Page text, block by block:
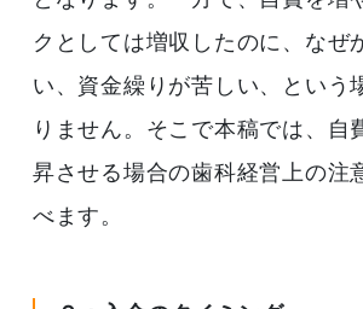
クとしては増収したのに、なぜ
い、資金繰りが苦しい、という
りません。そこで本稿では、自
昇させる場合の歯科経営上の注
べます。